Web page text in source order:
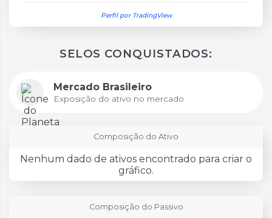
Perfil por TradingView
SELOS CONQUISTADOS:
Mercado Brasileiro
Exposição do ativo no mercado
Composição do Ativo
Nenhum dado de ativos encontrado para criar o
gráfico.
Composição do Passivo